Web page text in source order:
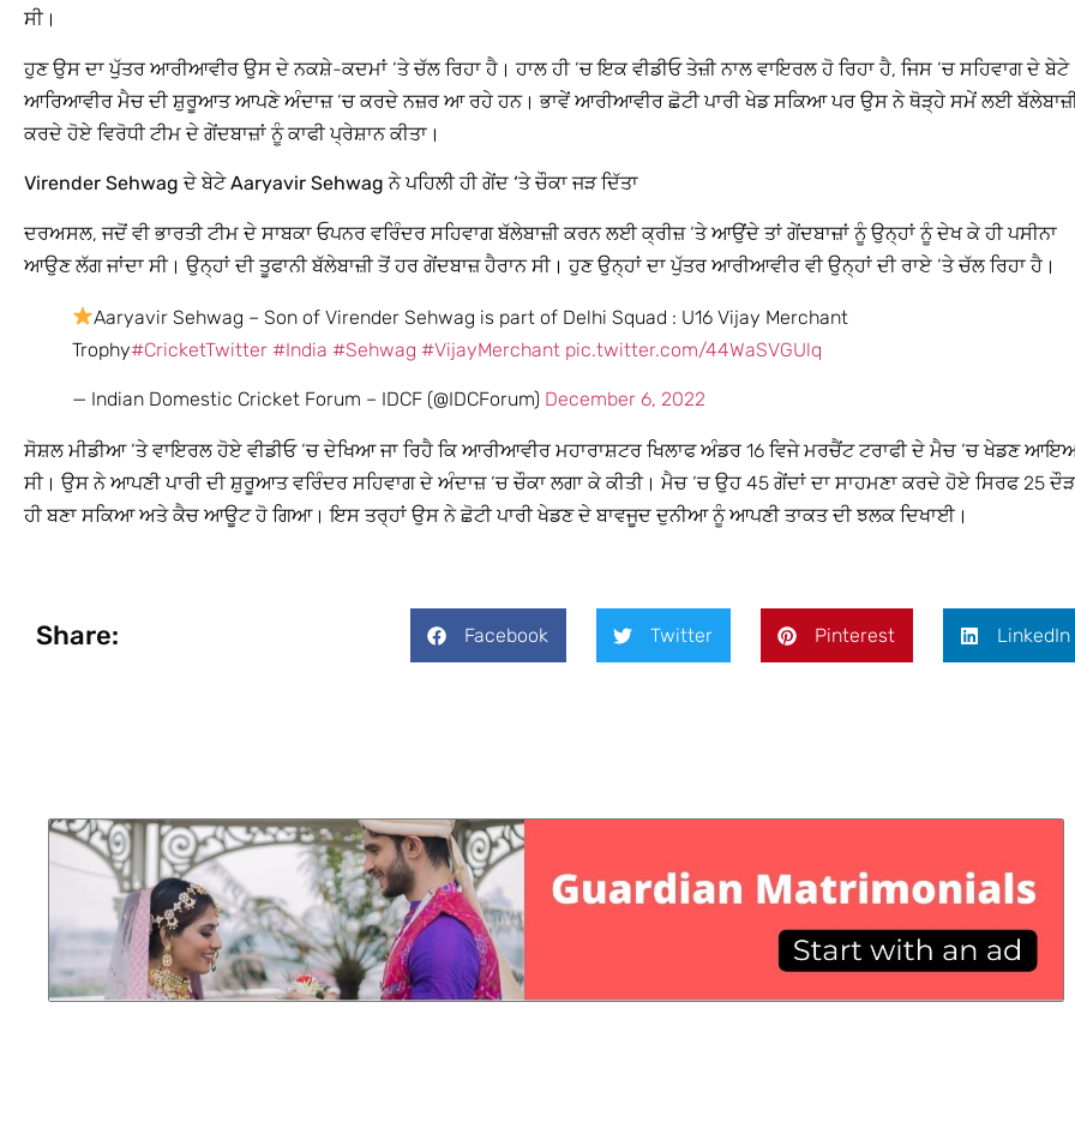
ਸੀ।
ਹੁਣ ਉਸ ਦਾ ਪੁੱਤਰ ਆਰੀਆਵੀਰ ਉਸ ਦੇ ਨਕਸ਼ੇ-ਕਦਮਾਂ ‘ਤੇ ਚੱਲ ਰਿਹਾ ਹੈ। ਹਾਲ ਹੀ ‘ਚ ਇਕ ਵੀਡੀਓ ਤੇਜ਼ੀ ਨਾਲ ਵਾਇਰਲ ਹੋ ਰਿਹਾ ਹੈ, ਜਿਸ ‘ਚ ਸਹਿਵਾਗ ਦੇ ਬੇਟੇ
ਆਰਿਆਵੀਰ ਮੈਚ ਦੀ ਸ਼ੁਰੂਆਤ ਆਪਣੇ ਅੰਦਾਜ਼ ‘ਚ ਕਰਦੇ ਨਜ਼ਰ ਆ ਰਹੇ ਹਨ। ਭਾਵੇਂ ਆਰੀਆਵੀਰ ਛੋਟੀ ਪਾਰੀ ਖੇਡ ਸਕਿਆ ਪਰ ਉਸ ਨੇ ਥੋੜ੍ਹੇ ਸਮੇਂ ਲਈ
ਕਰਦੇ ਹੋਏ ਵਿਰੋਧੀ ਟੀਮ ਦੇ ਗੇਂਦਬਾਜ਼ਾਂ ਨੂੰ ਕਾਫੀ ਪ੍ਰੇਸ਼ਾਨ ਕੀਤਾ।
Virender Sehwag ਦੇ ਬੇਟੇ Aaryavir Sehwag ਨੇ ਪਹਿਲੀ ਹੀ ਗੇਂਦ ‘ਤੇ ਚੌਕਾ ਜੜ ਦਿੱਤਾ
ਦਰਅਸਲ, ਜਦੋਂ ਵੀ ਭਾਰਤੀ ਟੀਮ ਦੇ ਸਾਬਕਾ ਓਪਨਰ ਵਰਿੰਦਰ ਸਹਿਵਾਗ ਬੱਲੇਬਾਜ਼ੀ ਕਰਨ ਲਈ ਕ੍ਰੀਜ਼ ‘ਤੇ ਆਉਂਦੇ ਤਾਂ ਗੇਂਦਬਾਜ਼ਾਂ ਨੂੰ ਉਨ੍ਹਾਂ ਨੂੰ ਦੇਖ ਕੇ ਹੀ ਪਸੀਨਾ
ਆਉਣ ਲੱਗ ਜਾਂਦਾ ਸੀ। ਉਨ੍ਹਾਂ ਦੀ ਤੂਫਾਨੀ ਬੱਲੇਬਾਜ਼ੀ ਤੋਂ ਹਰ ਗੇਂਦਬਾਜ਼ ਹੈਰਾਨ ਸੀ। ਹੁਣ ਉਨ੍ਹਾਂ ਦਾ ਪੁੱਤਰ ਆਰੀਆਵੀਰ ਵੀ ਉਨ੍ਹਾਂ ਦੀ ਰਾਏ ‘ਤੇ ਚੱਲ ਰਿਹਾ ਹੈ।
Aaryavir Sehwag – Son of Virender Sehwag is part of Delhi Squad : U16 Vijay Merchant
Trophy#CricketTwitter #India #Sehwag #VijayMerchant pic.twitter.com/44WaSVGUlq
— Indian Domestic Cricket Forum – IDCF (@IDCForum) December 6, 2022
ਸੋਸ਼ਲ ਮੀਡੀਆ ‘ਤੇ ਵਾਇਰਲ ਹੋਏ ਵੀਡੀਓ ‘ਚ ਦੇਖਿਆ ਜਾ ਰਿਹੈ ਕਿ ਆਰੀਆਵੀਰ ਮਹਾਰਾਸ਼ਟਰ ਖਿਲਾਫ ਅੰਡਰ 16 ਵਿਜੇ ਮਰਚੈਂਟ ਟਰਾਫੀ ਦੇ ਮੈਚ ‘ਚ ਖੇਡਣ
ਸੀ। ਉਸ ਨੇ ਆਪਣੀ ਪਾਰੀ ਦੀ ਸ਼ੁਰੂਆਤ ਵਰਿੰਦਰ ਸਹਿਵਾਗ ਦੇ ਅੰਦਾਜ਼ ‘ਚ ਚੌਕਾ ਲਗਾ ਕੇ ਕੀਤੀ। ਮੈਚ ‘ਚ ਉਹ 45 ਗੇਂਦਾਂ ਦਾ ਸਾਹਮਣਾ ਕਰਦੇ ਹੋਏ ਸਿਰਫ 25
ਹੀ ਬਣਾ ਸਕਿਆ ਅਤੇ ਕੈਚ ਆਊਟ ਹੋ ਗਿਆ। ਇਸ ਤਰ੍ਹਾਂ ਉਸ ਨੇ ਛੋਟੀ ਪਾਰੀ ਖੇਡਣ ਦੇ ਬਾਵਜੂਦ ਦੁਨੀਆ ਨੂੰ ਆਪਣੀ ਤਾਕਤ ਦੀ ਝਲਕ ਦਿਖਾਈ।
Share: Facebook Twitter Pinterest LinkedIn